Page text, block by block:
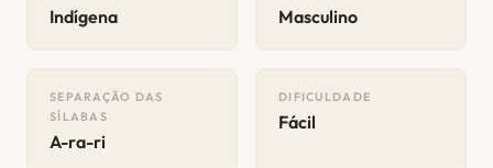
Indígena Masculino
SEPARAÇÃO DAS
SÍLABAS
A-ra-ri
DIFICULDADE
Fácil